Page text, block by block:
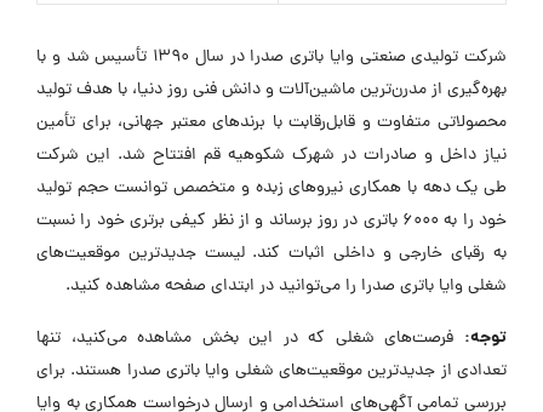
شرکت تولیدی صنعتی وایا باتری صدرا در سال ۱۳۹۰ تأسیس شد و با
بهره‌گیری از مدرن‌ترین ماشین‌آلات و دانش فنی روز دنیا، با هدف تولید
محصولاتی متفاوت و قابل‌رقابت با برندهای معتبر جهانی، برای تأمین
نیاز داخل و صادرات در شهرک شکوهیه قم افتتاح شد. این شرکت
طی یک دهه با همکاری نیروهای زبده و متخصص توانست حجم تولید
خود را به ۶۰۰۰ باتری در روز برساند و از نظر کیفی برتری خود را نسبت
به رقبای خارجی و داخلی اثبات کند. لیست جدیدترین موقعیت‌های
شغلی وایا باتری صدرا را می‌توانید در ابتدای صفحه مشاهده کنید.
توجه: فرصت‌های شغلی که در این بخش مشاهده می‌کنید، تنها
تعدادی از جدیدترین موقعیت‌های شغلی وایا باتری صدرا هستند. برای
بررسی تمامی آگهی‌های استخدامی و ارسال درخواست همکاری به وایا